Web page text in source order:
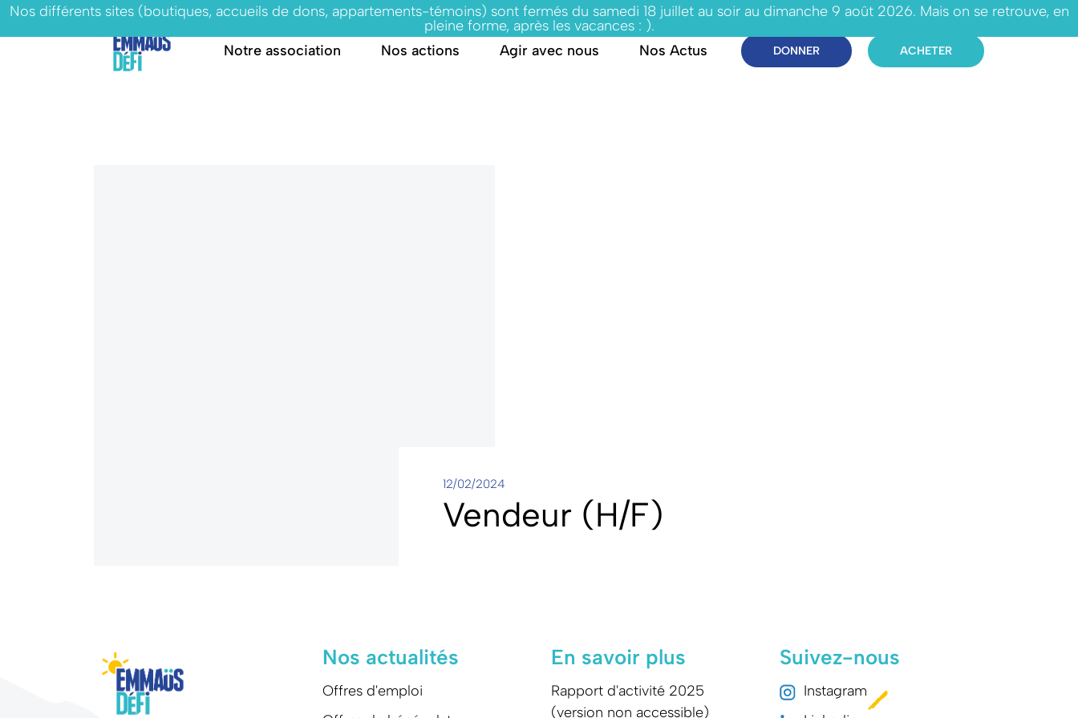
Nos différents sites (boutiques, accueils de dons, appartements-témoins) sont fermés du samedi 18 juillet au soir au dimanche 9 août 2026. Mais on se retrouve, en
pleine forme, après les vacances : ).
Notre association
Nos actions Agir avec nous Nos Actus DONNER ACHETER
12/02/2024
Vendeur (H/F)
Nos actualités
Offres d'emploi
En savoir plus
Rapport d'activité 2025
(version non accessible)
Suivez-nous
Instagram